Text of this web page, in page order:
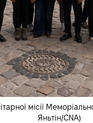
місії
Яньтін/CNA)